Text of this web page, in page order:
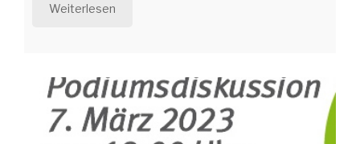
Weiterlesen